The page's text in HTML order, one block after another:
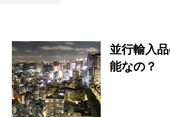
並行輸入
能なの？